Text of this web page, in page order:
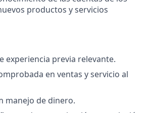
productos y servicios
experiencia previa relevante.
en ventas y servicio al
manejo de dinero.